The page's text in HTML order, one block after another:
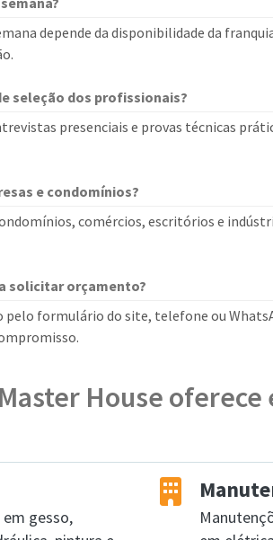
depende da disponibilidade da
seleção dos profissionais?
presenciais e provas técnicas
e condomínios?
comércios, escritórios e
solicitar orçamento?
formulário do site, telefone ou
House oferece
gesso,